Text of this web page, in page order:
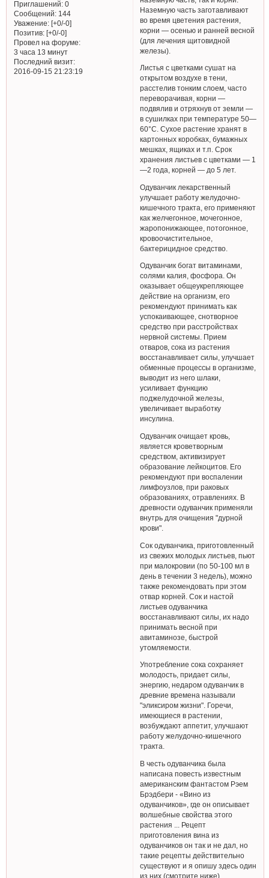
Приглашений:0
Сообщений:144
Уважение: [+0/-0]
Позитив: [+0/-0]
Провел на форуме:
3 часа 13 минут
Последний визит:
2016-09-15 21:23:19
Наземную часть заготавливают
во время цветения растения,
корни — осенью и ранней весной
(для лечения щитовидной
железы).
Листья с цветками сушат на
открытом воздухе в тени,
расстелив тонким слоем, часто
переворачивая, корни —
подвялив и отряхнув от земли —
в сушилках при температуре 50—
60°С. Сухое растение хранят в
картонных коробках, бумажных
мешках, ящиках и т.п. Срок
хранения листьев с цветками — 1
—2 года, корней — до 5 лет.
Одуванчик лекарственный
улучшает работу желудочно-
кишечного тракта, его применяют
как желчегонное, мочегонное,
жаропонижающее, потогонное,
кровоочистительное,
бактерицидное средство.
Одуванчик богат витаминами,
солями калия, фосфора. Он
оказывает общеукрепляющее
действие на организм, его
рекомендуют принимать как
успокаивающее, снотворное
средство при расстройствах
нервной системы. Прием
отваров, сока из растения
восстанавливает силы, улучшает
обменные процессы в организме,
выводит из него шлаки,
усиливает функцию
поджелудочной железы,
увеличивает выработку
инсулина.
Одуванчик очищает кровь,
является кроветворным
средством, активизирует
образование лейкоцитов. Его
рекомендуют при воспалении
лимфоузлов, при раковых
образованиях, отравлениях. В
древности одуванчик применяли
внутрь для очищения "дурной
крови".
Сок одуванчика, приготовленный
из свежих молодых листьев, пьют
при малокровии (по 50-100 мл в
день в течении 3 недель), можно
также рекомендовать при этом
отвар корней. Сок и настой
листьев одуванчика
восстанавливают силы, их надо
принимать весной при
авитаминозе, быстрой
утомляемости.
Употребление сока сохраняет
молодость, придает силы,
энергию, недаром одуванчик в
древние времена называли
"эликсиром жизни". Горечи,
имеющиеся в растении,
возбуждают аппетит, улучшают
работу желудочно-кишечного
тракта.
В честь одуванчика была
написана повесть известным
американским фантастом Рэем
Брэдбери - «Вино из
одуванчиков», где он описывает
волшебные свойства этого
растения ... Рецепт
приготовления вина из
одуванчиков он так и не дал, но
такие рецепты действительно
существуют и я опишу здесь один
из них (смотрите ниже).